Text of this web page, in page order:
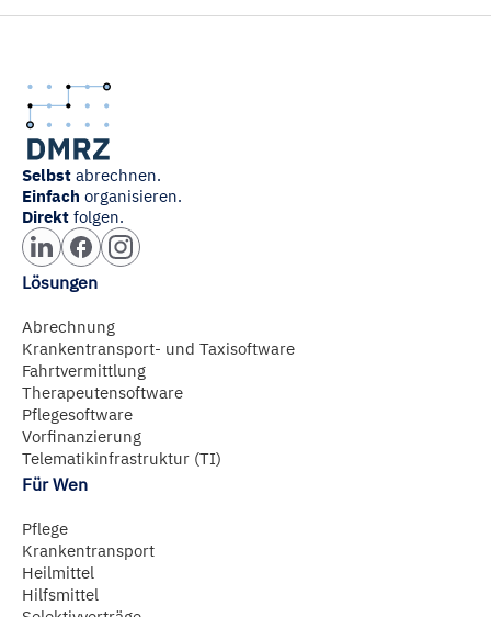
Selbst abrechnen.
Einfach organisieren.
Direkt folgen.
Lösungen
Abrechnung
Krankentransport- und Taxisoftware
Fahrtvermittlung
Therapeutensoftware
Pflegesoftware
Vorfinanzierung
Telematikinfrastruktur (TI)
Für Wen
Pflege
Krankentransport
Heilmittel
Hilfsmittel